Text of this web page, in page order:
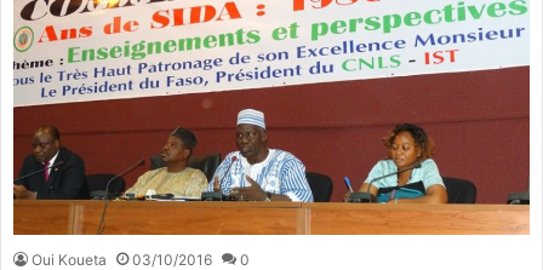
Oui Koueta 03/10/2016 0